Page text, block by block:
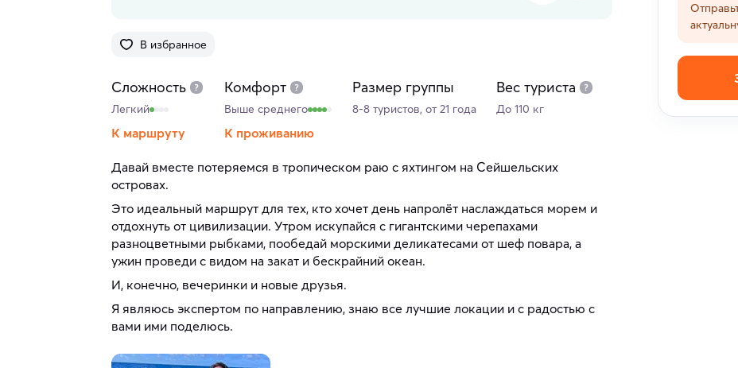
В избранное
Сложность
Легкий
К маршруту
Комфорт
Выше среднего
К проживанию
Размер группы
8-8 туристов, от 21 года
Вес туриста
До 110 кг
Давай вместе потеряемся в тропическом раю с яхтингом на Сейшельских
островах.
Это идеальный маршрут для тех, кто хочет день напролёт наслаждаться морем и
отдохнуть от цивилизации. Утром искупайся с гигантскими черепахами
разноцветными рыбками, пообедай морскими деликатесами от шеф повара, а
ужин проведи с видом на закат и бескрайний океан.
И, конечно, вечеринки и новые друзья.
Я являюсь экспертом по направлению, знаю все лучшие локации и с радостью с
вами ими поделюсь.